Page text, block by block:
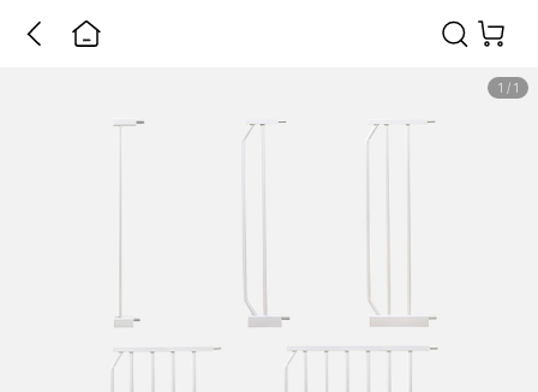
1 / 1